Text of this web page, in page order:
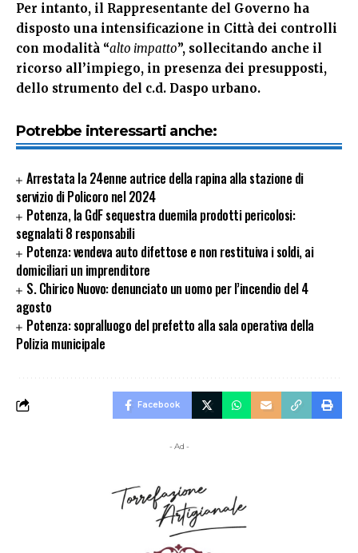
Per intanto, il Rappresentante del Governo ha
disposto una intensificazione in Città dei controlli
con modalità “alto impatto”, sollecitando anche il
ricorso all’impiego, in presenza dei presupposti,
dello strumento del c.d. Daspo urbano.
Potrebbe interessarti anche:
Arrestata la 24enne autrice della rapina alla stazione di
servizio di Policoro nel 2024
Potenza, la GdF sequestra duemila prodotti pericolosi:
segnalati 8 responsabili
Potenza: vendeva auto difettose e non restituiva i soldi, ai
domiciliari un imprenditore
S. Chirico Nuovo: denunciato un uomo per l’incendio del 4
agosto
Potenza: sopralluogo del prefetto alla sala operativa della
Polizia municipale
Facebook
- Ad -